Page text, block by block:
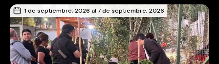
1 de septiembre, 2026 al 7 de septiembre, 2026